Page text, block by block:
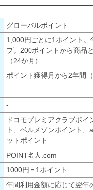
グローバルポイント
1,000円ごとに1ポイント。
プ。200ポイントから商品
（24か月）
ポイント獲得月から2年間（
-
ドコモプレミアクラブポ
ト、ベルメゾンポイント
ットポイント
POINT名人.com
1000円＝1ポイント
年間利用金額に応じて翌年